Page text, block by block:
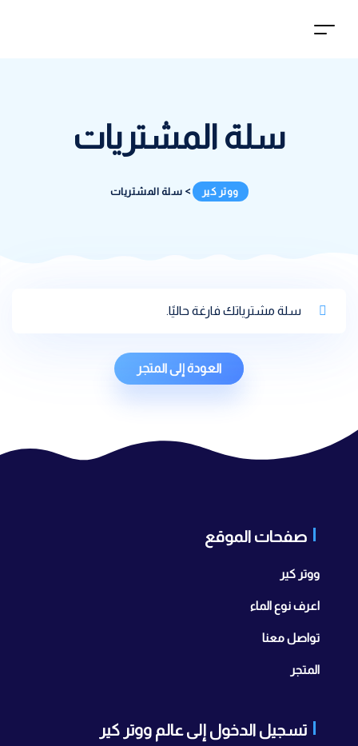
سلة المشتريات
ووتر كير > سلة المشتريات
سلة مشترياتك فارغة حاليًا.
العودة إلى المتجر
صفحات الموقع
ووتر كير
اعرف نوع الماء
تواصل معنا
المتجر
تسجيل الدخول إلى عالم ووتر كير